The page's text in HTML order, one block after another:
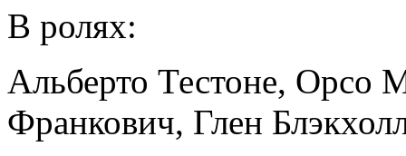
В ролях:
Альберто Тестоне, Орсо
Франкович, Глен